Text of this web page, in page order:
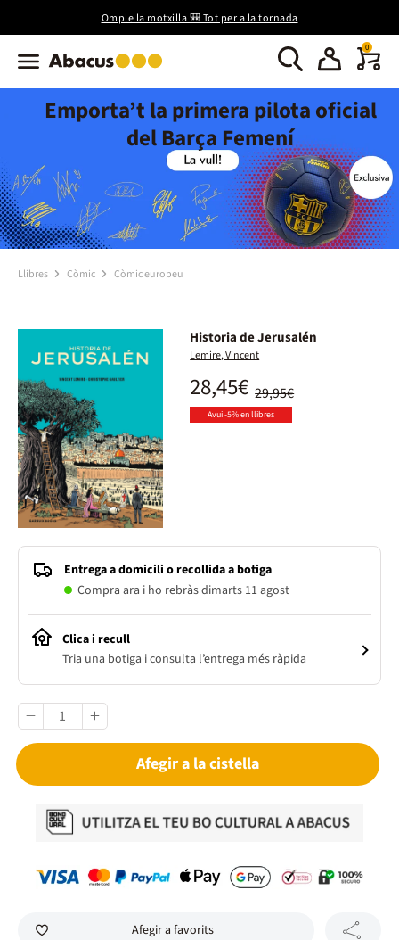
Omple la motxilla 🎒 Tot per a la tornada
0
Emporta’t la primera pilota oficial
del Barça Femení
Llibres Còmic Còmic europeu
Historia de Jerusalén
Lemire, Vincent
29,95€
28,45€
Avui -5% en llibres
Entrega a domicili o recollida a botiga
Compra ara i ho rebràs dimarts 11 agost
Clica i recull
Tria una botiga i consulta l’entrega més ràpida
Afegir a la cistella
Afegir a favorits